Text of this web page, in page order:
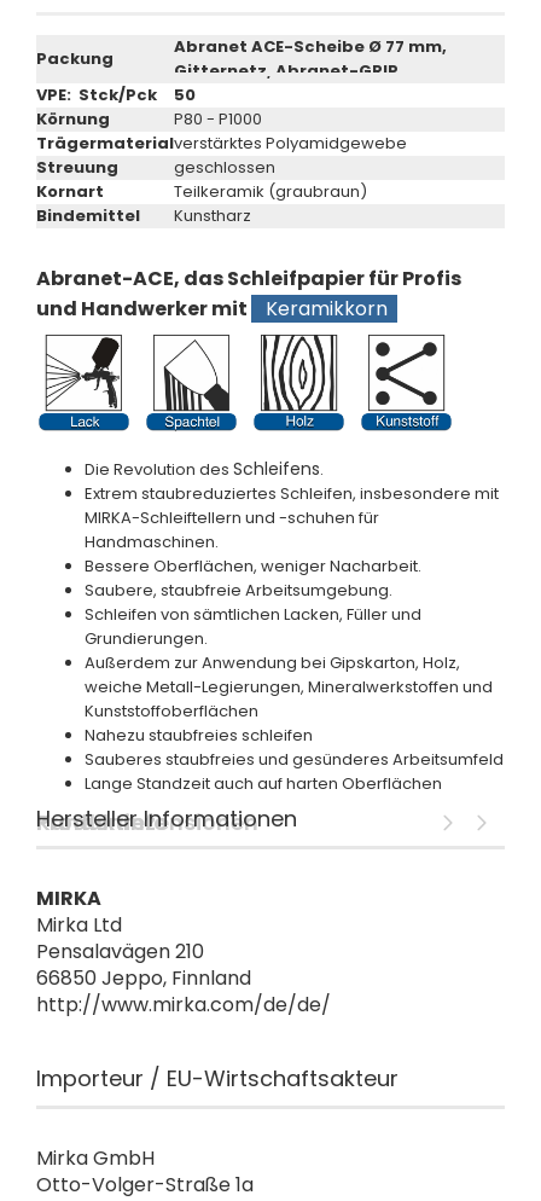
Packung
Abranet ACE-Scheibe Ø 77 mm,
Gitternetz, Abranet-GRIP
VPE: Stck/Pck
50
Körnung
P80 - P1000
Trägermaterialverstärktes Polyamidgewebe
Streuung
geschlossen
Kornart
Teilkeramik (graubraun)
Bindemittel
Kunstharz
Abranet-ACE, das Schleifpapier für Profis
und Handwerker mit
Keramikkorn
Die Revolution des Schleifens.
Extrem staubreduziertes Schleifen, insbesondere mit
MIRKA-Schleiftellern und -schuhen für
Handmaschinen.
Bessere Oberflächen, weniger Nacharbeit.
Saubere, staubfreie Arbeitsumgebung.
Schleifen von sämtlichen Lacken, Füller und
Grundierungen.
Außerdem zur Anwendung bei Gipskarton, Holz,
weiche Metall-Legierungen, Mineralwerkstoffen und
Kunststoffoberflächen
Nahezu staubfreies schleifen
Sauberes staubfreies und gesünderes Arbeitsumfeld
Lange Standzeit auch auf harten Oberflächen
Produktinfo
Kundenrezensionen
Hersteller Informationen
MIRKA
Mirka Ltd
Pensalavägen 210
66850 Jeppo, Finnland
http://www.mirka.com/de/de/
Importeur / EU-Wirtschaftsakteur
Mirka GmbH
Otto-Volger-Straße 1a